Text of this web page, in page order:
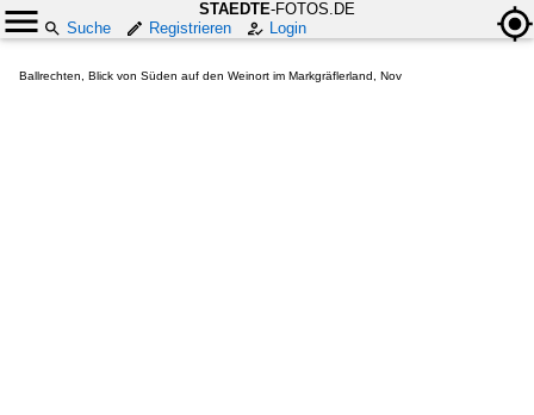
STAEDTE-FOTOS.DE
Suche
Registrieren Login
Ballrechten, Blick von Süden auf den Weinort im Markgräflerland, Nov